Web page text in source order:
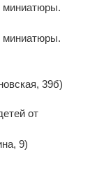
миниатюры.
миниатюры.
39б)
от
9)